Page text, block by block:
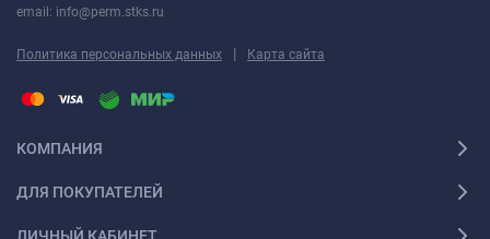
email: info@perm.stks.ru
Политика персональных данных | Карта сайта
КОМПАНИЯ
ДЛЯ ПОКУПАТЕЛЕЙ